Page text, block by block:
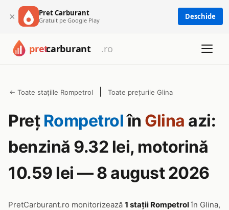
× Pret Carburant
Gratuit pe Google Play Deschide
← Toate stațiile Rompetrol Toate prețurile Glina
Preț Rompetrolîn Glina azi:
benzină 9.32 lei, motorină
10.59 lei — 8 august 2026
PretCarburant.ro monitorizează 1 stații Rompetrolîn Glina,